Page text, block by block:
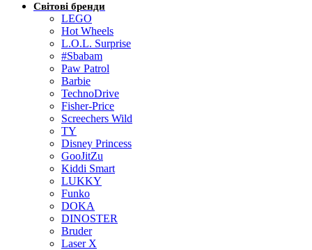
Світові бренди
LEGO
Hot Wheels
L.O.L. Surprise
#Sbabam
Paw Patrol
Barbie
TechnoDrive
Fisher-Price
Screechers Wild
TY
Disney Princess
GooJitZu
Kiddi Smart
LUKKY
Funko
DOKA
DINOSTER
Bruder
Laser X